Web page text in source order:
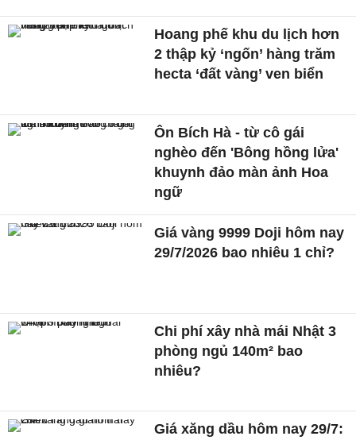
Hoang phế khu du lịch hơn
2 thập kỷ ‘ngốn’ hàng trăm
hecta ‘đất vàng’ ven biển
Ôn Bích Hà - từ cô gái
nghèo đến 'Bông hồng lửa'
khuynh đảo màn ảnh Hoa
ngữ
Giá vàng 9999 Doji hôm nay
29/7/2026 bao nhiêu 1 chỉ?
Chi phí xây nhà mái Nhật 3
phòng ngủ 140m² bao
nhiêu?
Giá xăng dầu hôm nay 29/7: